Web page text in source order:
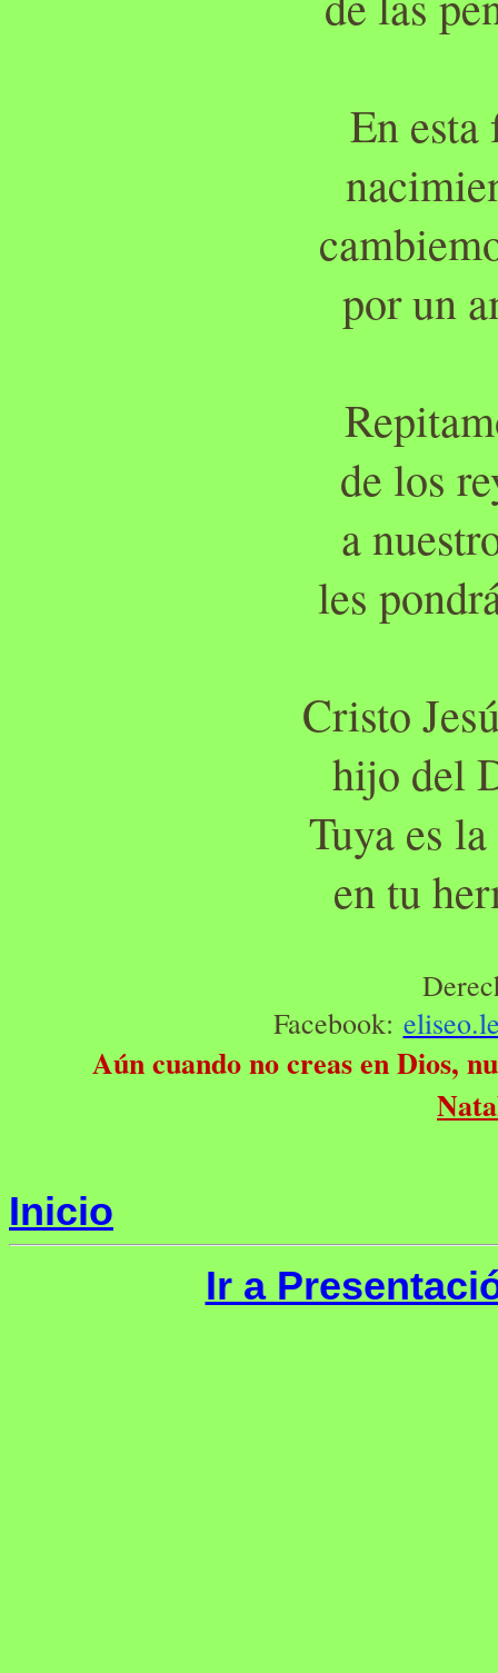
En esta
por un
de los
a
les
Cristo
hijo del
Tuya es
en tu
Facebook:
Aún cuando no creas en Dios,
Inicio
Ir a